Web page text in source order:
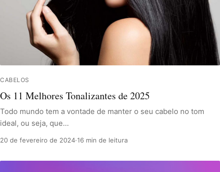
CABELOS
Os 11 Melhores Tonalizantes de 2025
Todo mundo tem a vontade de manter o seu cabelo no tom
ideal, ou seja, que…
20 de fevereiro de 2024·16 min de leitura